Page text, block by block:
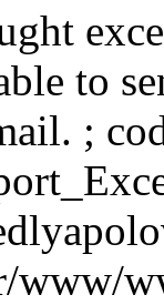
to
;
www/